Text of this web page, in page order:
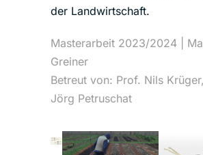
der Landwirtschaft.
Masterarbeit 2023/2024 |
Greiner
Betreut von: Prof. Nils
Jörg Petruschat